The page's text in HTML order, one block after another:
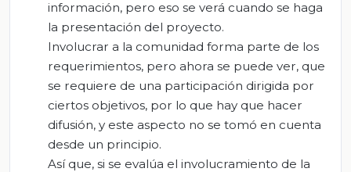
información, pero eso se verá cuando se haga
la presentación del proyecto.
Involucrar a la comunidad forma parte de los
requerimientos, pero ahora se puede ver, que
se requiere de una participación dirigida por
ciertos objetivos, por lo que hay que hacer
difusión, y este aspecto no se tomó en cuenta
desde un principio.
Así que, si se evalúa el involucramiento de la